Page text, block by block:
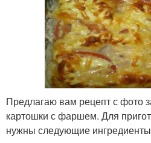
Предлагаю вам рецепт с фото
картошки с фаршем. Для
нужны следующие